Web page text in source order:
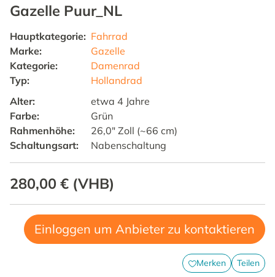
Gazelle Puur_NL
Hauptkategorie: Fahrrad
Marke:
Gazelle
Kategorie:
Damenrad
Typ:
Hollandrad
Alter:
etwa 4 Jahre
Farbe:
Grün
Rahmenhöhe:
26,0" Zoll (~66 cm)
Schaltungsart: Nabenschaltung
280,00 € (VHB)
Einloggen um Anbieter zu kontaktieren
Merken Teilen